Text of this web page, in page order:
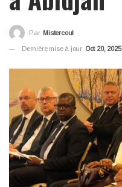
Par Mistercoul
Dernière mise à jour Oct 20, 2025